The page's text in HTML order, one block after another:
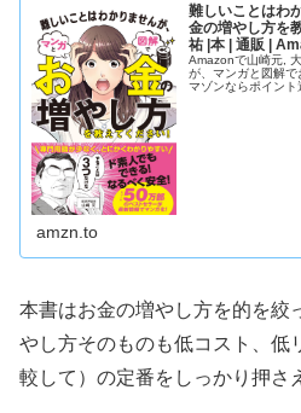
難しいことはわ
金の増やし方を
祐 |本 | 通販 |
Amazonで山崎元,
が、マンガと図解
マゾンならポイント
amzn.to
本書はお金の増やし方を的を絞
やし方そのものも低コスト、低
較して）の定番をしっかり押さ